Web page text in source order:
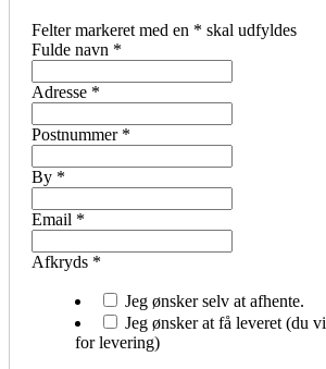
Felter markeret med en * skal udfyldes
Fulde navn *
Adresse *
Postnummer *
By *
Email *
Afkryds *
Jeg ønsker selv at afhente.
Jeg ønsker at få leveret (du
for levering)